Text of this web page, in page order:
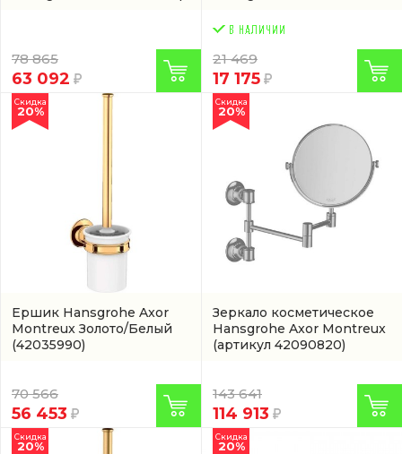
78 865
63 092
21 469
17 175
Ершик Hansgrohe Axor
Montreux Золото/Белый
(42035990)
Скидка
20%
70 566
56 453
Зеркало косметическое
Hansgrohe Axor Montreux
(артикул 42090820)
Скидка
20%
143 641
114 913
Скидка
20%
Скидка
20%